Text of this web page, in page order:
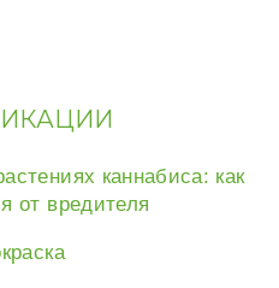
каннабиса: как
от вредителя